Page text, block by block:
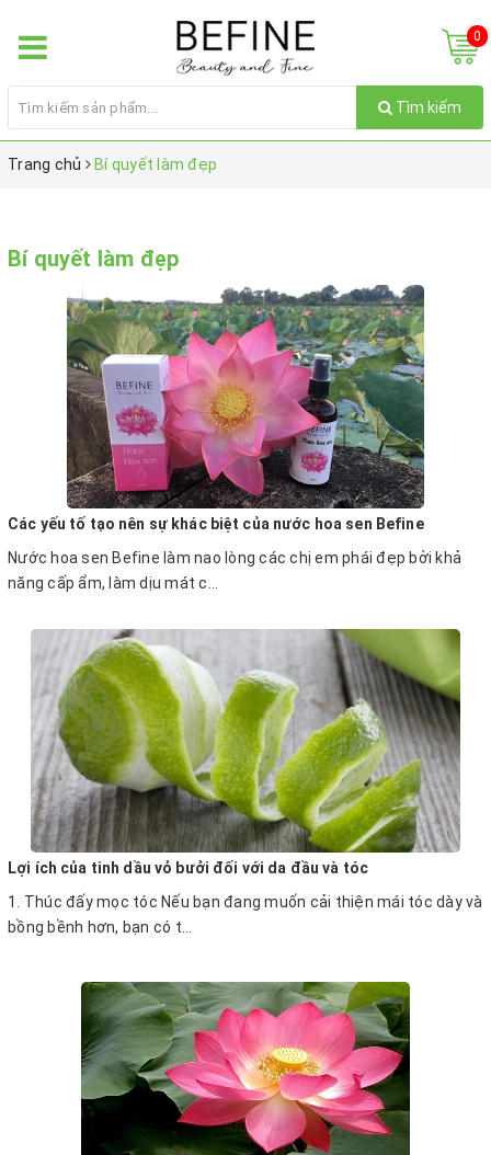
0
Tìm kiếm
Trang chủ Bí quyết làm đẹp
Bí quyết làm đẹp
Các yếu tố tạo nên sự khác biệt của nước hoa sen Befine
Nước hoa sen Befine làm nao lòng các chị em phái đẹp bởi khả
năng cấp ẩm, làm dịu mát c...
Lợi ích của tinh dầu vỏ bưởi đối với da đầu và tóc
1. Thúc đấy mọc tóc Nếu bạn đang muốn cải thiện mái tóc dày và
bồng bềnh hơn, bạn có t...